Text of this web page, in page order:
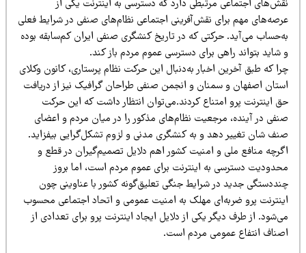
اجتماعی مرتبطی دارد که دسترسی به اینترنت یکی از
مهم برای نقش‌آفرینی اجتماعی نظام‌های صنفی در شرایط فعلی
می‌آید. حرکتی که در تاریخ کنشگری صنفی ایران کم‌سابقه بوده
شاید بتواند راهی برای دسترسی عموم مردم باز کند.
که طبق آخرین اخبار به‌دنبال این حرکت نظام پرستاری، کانون وکلای
اصفهان و سمنان و انجمن صنفی طراحان گرافیک نیز از دریافت
اینترنت پرو امتناع کردند.می‌توان انتظار داشت که این حرکت
در آینده، مرجعیت نظام‌های مذکور را در میان مردم و اعضای
شان تغییر دهد و به کنشگری مدنی و لزوم تشکل‌گرایی بیفزاید.
منافع ملی و امنیت کشور اهم دلایل تصمیم‌گیران در قطع و
دسترسی به اینترنت برای عموم مردم است، اما بروز
جدید در شرایط جنگی تعلیق‌گونه کشور با عناوینی چون
پرو ضربه‌ای مهلک به امنیت عمومی و اتحاد اجتماعی محسوب
از طرف دیگر یکی از دلایل ایجاد اینترنت پرو برای تعدادی از
انتفاع عمومی مردم است.